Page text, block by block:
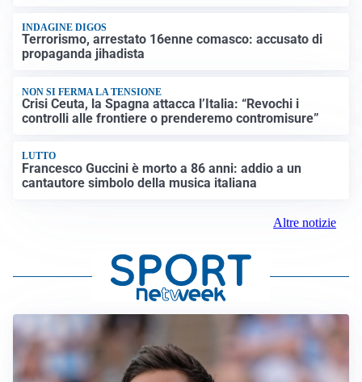
INDAGINE DIGOS
Terrorismo, arrestato 16enne comasco: accusato di
propaganda jihadista
NON SI FERMA LA TENSIONE
Crisi Ceuta, la Spagna attacca l’Italia: “Revochi i
controlli alle frontiere o prenderemo contromisure”
LUTTO
Francesco Guccini è morto a 86 anni: addio a un
cantautore simbolo della musica italiana
Altre notizie